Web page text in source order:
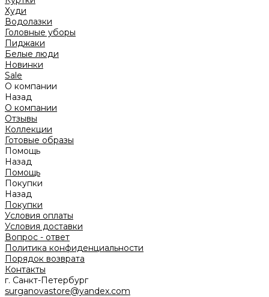
Худи
Водолазки
Головные уборы
Пиджаки
Белые люди
Новинки
Sale
О компании
Назад
О компании
Отзывы
Коллекции
Готовые образы
Помощь
Назад
Помощь
Покупки
Назад
Покупки
Условия оплаты
Условия доставки
Вопрос - ответ
Политика конфиденциальности
Порядок возврата
Контакты
г. Санкт-Петербург
surganovastore@yandex.com